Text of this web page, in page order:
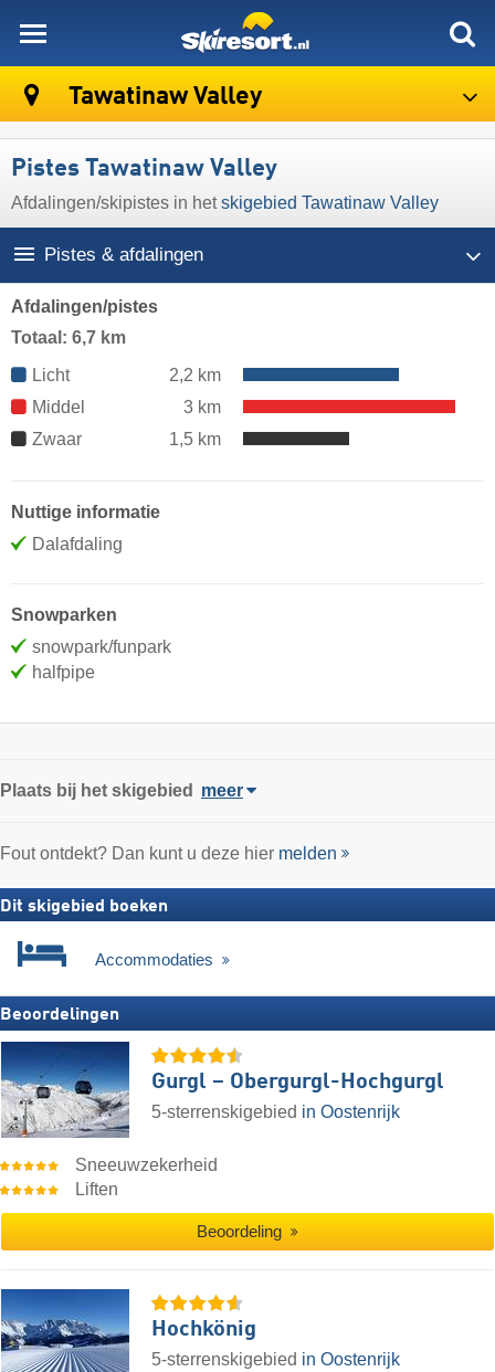
Tawatinaw Valley
Pistes Tawatinaw Valley
Afdalingen/​skipistes in hetskigebied Tawatinaw Valley
Pistes & afdalingen
Afdalingen/pistes
Totaal: 6,7 km
Licht
2,2 km
Middel
3 km
Zwaar
1,5 km
Nuttige informatie
Dalafdaling
Snowparken
snowpark/funpark
halfpipe
Plaats bij het skigebied meer
Fout ontdekt? Dan kunt u deze hier melden
Dit skigebied boeken
Accommodaties
Beoordelingen
Gurgl – Obergurgl-Hochgurgl
5-sterrenskigebied in Oostenrijk
Sneeuwzekerheid
Liften
Beoordeling
Hochkönig
5-sterrenskigebied in Oostenrijk